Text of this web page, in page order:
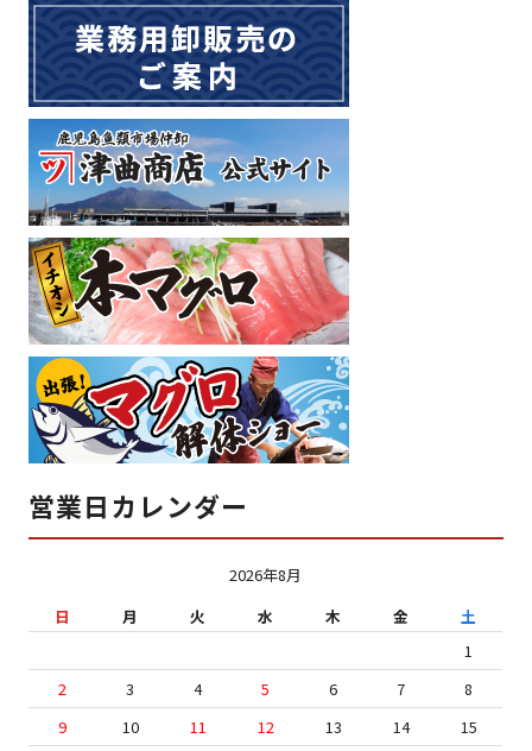
営業日カレンダー
2026年8月
日
月 火 水 木 金
土
1
2
3 4 5 6 7
8
9
10 11 12 13 14
15